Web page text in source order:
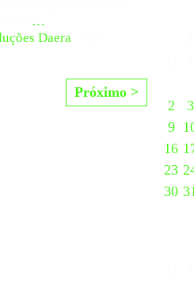
…
Daera
Próximo >
2
3
9
16
23
30 31